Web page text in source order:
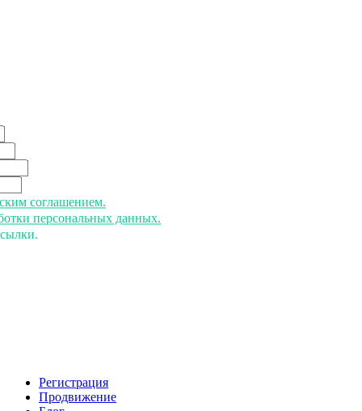
соглашением.
персональных данных.
Регистрация
Продвижение